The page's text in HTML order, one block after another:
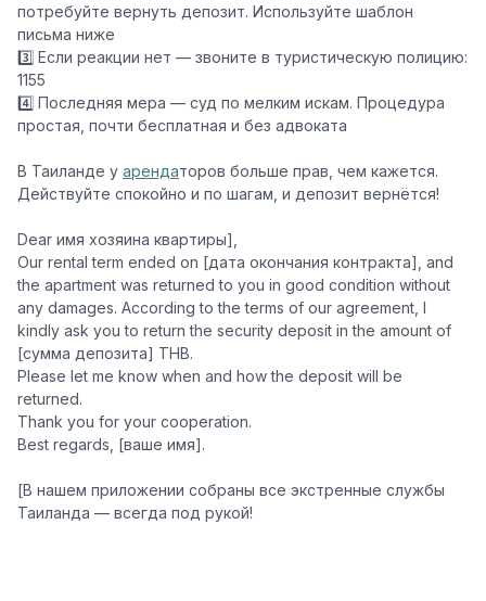
потребуйте вернуть депозит. Используйте шаблон
письма ниже
3️⃣ Если реакции нет — звоните в туристическую полицию:
1155 ️
4️⃣ Последняя мера — суд по мелким искам. Процедура
простая, почти бесплатная и без адвоката
В Таиланде у арендаторов больше прав, чем кажется.
Действуйте спокойно и по шагам, и депозит вернётся!
Dear имя хозяина квартиры],
Our rental term ended on [дата окончания контракта], and
the apartment was returned to you in good condition without
any damages. According to the terms of our agreement, I
kindly ask you to return the security deposit in the amount of
[сумма депозита] THB.
Please let me know when and how the deposit will be
returned.
Thank you for your cooperation.
Best regards, [ваше имя].
[В нашем приложении собраны все экстренные службы
Таиланда — всегда под рукой!